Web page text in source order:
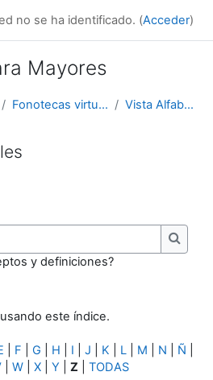
no se ha identificado. (Acceder)
Mayores
Fonotecas virtuales Vista Alfabética
Buscar
y definiciones?
este índice.
F G H I J K L M N Ñ
W X Y Z TODAS